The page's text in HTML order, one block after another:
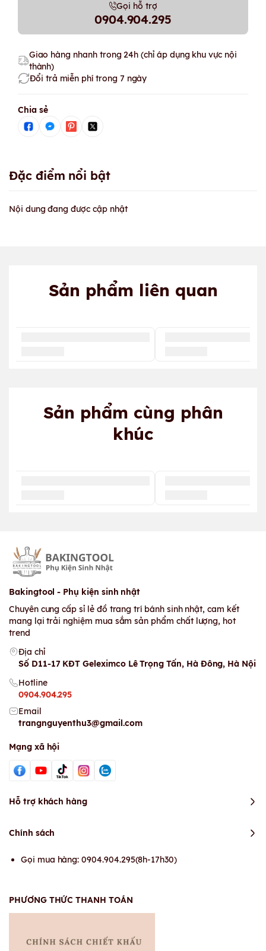
Gọi hỗ trợ
0904.904.295
Giao hàng nhanh trong 24h (chỉ áp dụng khu vực nội
thành)
Đổi trả miễn phí trong 7 ngày
Chia sẻ
Đặc điểm nổi bật
Nội dung đang được cập nhật
Sản phẩm liên quan
Sản phẩm cùng phân
khúc
Bakingtool - Phụ kiện sinh nhật
Chuyên cung cấp sỉ lẻ đồ trang trí bánh sinh nhật, cam kết
mang lại trải nghiệm mua sắm sản phẩm chất lượng, hot
trend
Địa chỉ
Số D11-17 KĐT Geleximco Lê Trọng Tấn, Hà Đông, Hà Nội
Hotline
0904.904.295
Email
trangnguyenthu3@gmail.com
Mạng xã hội
Hỗ trợ khách hàng
Chính sách
Gọi mua hàng: 0904.904.295(8h-17h30)
PHƯƠNG THỨC THANH TOÁN